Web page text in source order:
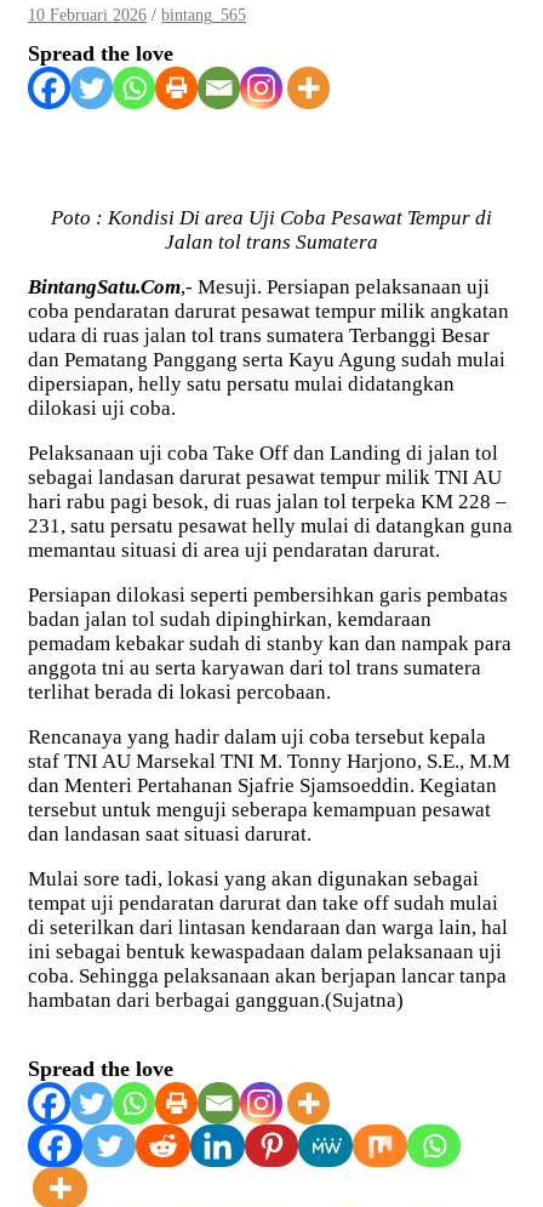
10 Februari 2026 bintang_565
Spread the love
Poto : Kondisi Di area Uji Coba Pesawat Tempur di
Jalan tol trans Sumatera
BintangSatu.Com,- Mesuji. Persiapan pelaksanaan uji
coba pendaratan darurat pesawat tempur milik angkatan
udara di ruas jalan tol trans sumatera Terbanggi Besar
dan Pematang Panggang serta Kayu Agung sudah mulai
dipersiapan, helly satu persatu mulai didatangkan
dilokasi uji coba.
Pelaksanaan uji coba Take Off dan Landing di jalan tol
sebagai landasan darurat pesawat tempur milik TNI AU
hari rabu pagi besok, di ruas jalan tol terpeka KM 228 –
231, satu persatu pesawat helly mulai di datangkan guna
memantau situasi di area uji pendaratan darurat.
Persiapan dilokasi seperti pembersihkan garis pembatas
badan jalan tol sudah dipinghirkan, kemdaraan
pemadam kebakar sudah di stanby kan dan nampak para
anggota tni au serta karyawan dari tol trans sumatera
terlihat berada di lokasi percobaan.
Rencanaya yang hadir dalam uji coba tersebut kepala
staf TNI AU Marsekal TNI M. Tonny Harjono, S.E., M.M
dan Menteri Pertahanan Sjafrie Sjamsoeddin. Kegiatan
tersebut untuk menguji seberapa kemampuan pesawat
dan landasan saat situasi darurat.
Mulai sore tadi, lokasi yang akan digunakan sebagai
tempat uji pendaratan darurat dan take off sudah mulai
di seterilkan dari lintasan kendaraan dan warga lain, hal
ini sebagai bentuk kewaspadaan dalam pelaksanaan uji
coba. Sehingga pelaksanaan akan berjapan lancar tanpa
hambatan dari berbagai gangguan.(Sujatna)
Spread the love